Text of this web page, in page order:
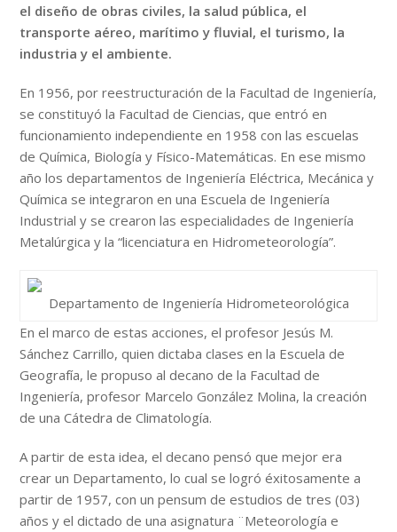
el diseño de obras civiles, la salud pública, el
transporte aéreo, marítimo y fluvial, el turismo, la
industria y el ambiente.
En 1956, por reestructuración de la Facultad de Ingeniería,
se constituyó la Facultad de Ciencias, que entró en
funcionamiento independiente en 1958 con las escuelas
de Química, Biología y Físico-Matemáticas. En ese mismo
año los departamentos de Ingeniería Eléctrica, Mecánica y
Química se integraron en una Escuela de Ingeniería
Industrial y se crearon las especialidades de Ingeniería
Metalúrgica y la “licenciatura en Hidrometeorología”.
Departamento de Ingeniería Hidrometeorológica
En el marco de estas acciones, el profesor Jesús M.
Sánchez Carrillo, quien dictaba clases en la Escuela de
Geografía, le propuso al decano de la Facultad de
Ingeniería, profesor Marcelo González Molina, la creación
de una Cátedra de Climatología.
A partir de esta idea, el decano pensó que mejor era
crear un Departamento, lo cual se logró éxitosamente a
partir de 1957, con un pensum de estudios de tres (03)
años y el dictado de una asignatura ¨Meteorología e